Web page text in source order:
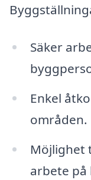
Säker
Enkel
områden.
Möjlighet
arbete på